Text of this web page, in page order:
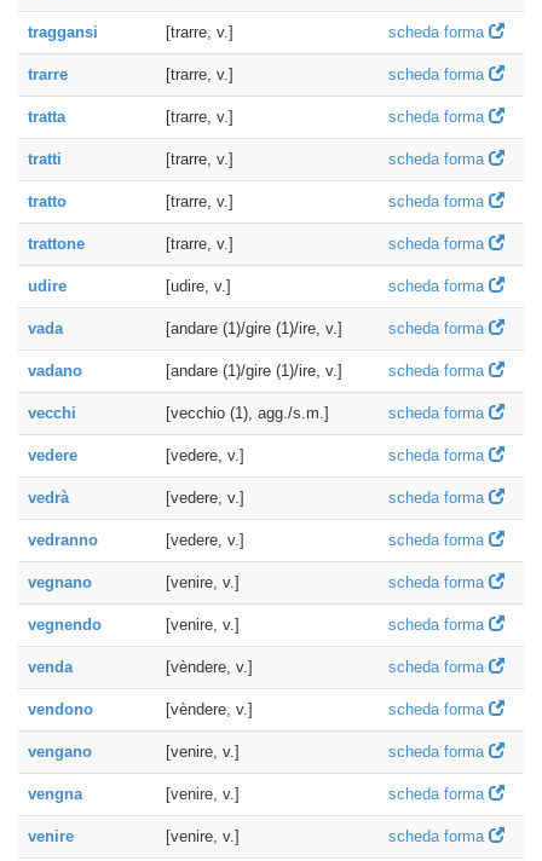
traggansi [trarre, v.] scheda forma
trarre [trarre, v.] scheda forma
tratta [trarre, v.] scheda forma
tratti [trarre, v.] scheda forma
tratto [trarre, v.] scheda forma
trattone [trarre, v.] scheda forma
udire [udire, v.] scheda forma
vada [andare (1)/gire (1)/ire, v.] scheda forma
vadano [andare (1)/gire (1)/ire, v.] scheda forma
vecchi [vecchio (1), agg./s.m.] scheda forma
vedere [vedere, v.] scheda forma
vedrà [vedere, v.] scheda forma
vedranno [vedere, v.] scheda forma
vegnano [venire, v.] scheda forma
vegnendo [venire, v.] scheda forma
venda [vèndere, v.] scheda forma
vendono [vèndere, v.] scheda forma
vengano [venire, v.] scheda forma
vengna [venire, v.] scheda forma
venire [venire, v.] scheda forma